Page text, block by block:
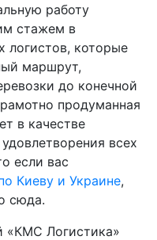
работу
стажем в
логистов, которые
маршрут,
до конечной
продуманная
в качестве
всех
если вас
Киеву и Украине,
сюда.
«КМС Логистика»